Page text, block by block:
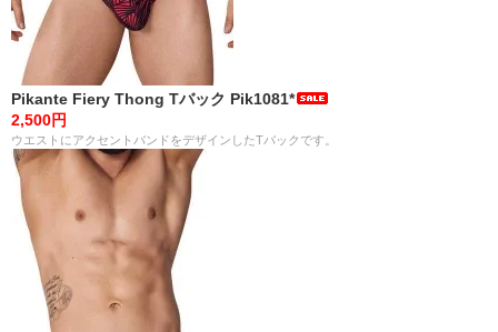
Pikante Fiery Thong Tバック Pik1081*
2,500円
ウエストにアクセントバンドをデザインしたTバックです。